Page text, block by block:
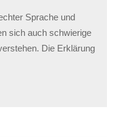
Sprache und
sich auch schwierige
Die Erklärung